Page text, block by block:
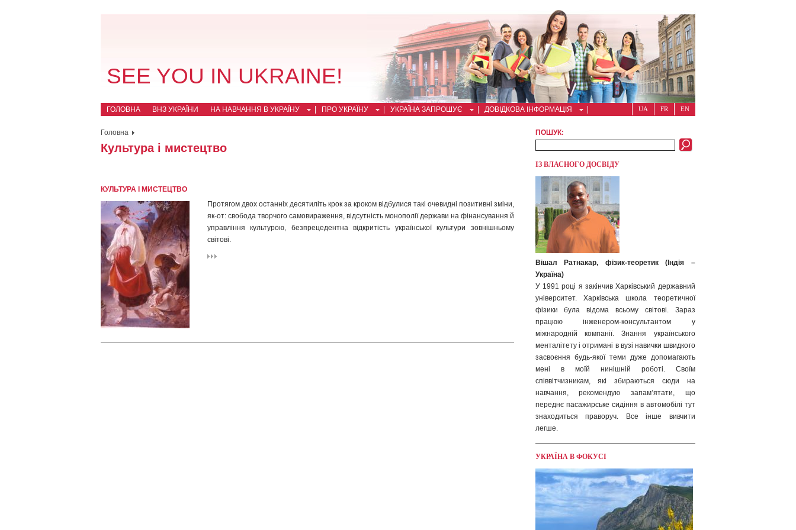
SEE YOU IN UKRAINE!
ГОЛОВНА ВНЗ УКРАЇНИ НА НАВЧАННЯ В УКРАЇНУ ПРО УКРАЇНУ УКРАЇНА ЗАПРОШУЄ ДОВІДКОВА ІНФОРМАЦІЯ EN
FR
UA
Головна
Культура і мистецтво
КУЛЬТУРА І МИСТЕЦТВО
Протягом двох останніх десятиліть крок за кроком відбулися такі очевидні позитивні зміни,
як-от: свобода творчого самовираження, відсутність монополії держави на фінансування й
управління культурою, безпрецедентна відкритість української культури зовнішньому
світові.
ПОШУК:
ІЗ ВЛАСНОГО ДОСВІДУ
Вішал Ратнакар, фізик-теоретик (Індія –
Україна)
У 1991 році я закінчив Харківський державний
університет. Харківська школа теоретичної
фізики була відома всьому світові. Зараз
працюю інженером-консультантом у
міжнародній компанії. Знання українського
менталітету і отримані в вузі навички швидкого
засвоєння будь-якої теми дуже допомагають
мені в моїй нинішній роботі. Своїм
співвітчизникам, які збираються сюди на
навчання, рекомендую запам’ятати, що
переднє пасажирське сидіння в автомобілі тут
знаходиться праворуч. Все інше вивчити
легше.
УКРАЇНА В ФОКУСІ